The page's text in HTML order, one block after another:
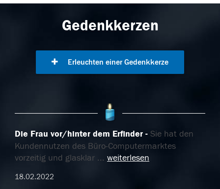
Gedenkkerzen
Erleuchten einer Gedenkkerze
Die Frau vor/hinter dem Erfinder
Sie hat den
Kundennutzen des Büro-Computermarktes
vorzeitig und glasklar ... weiterlesen
18.02.2022